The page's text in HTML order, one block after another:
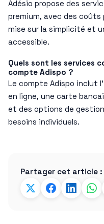
Adésio propose des
premium, avec des coûts
mise sur la simplicité et
accessible.
Quels sont les services
compte Adispo ?
Le compte Adispo inclut
en ligne, une carte
et des options de
besoins individuels.
Partager cet article :